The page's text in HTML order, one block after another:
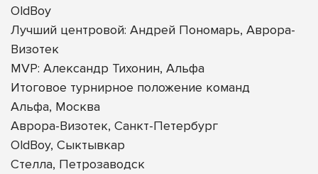
OldBoy
Лучший центровой: Андрей Пономарь, Аврора-
Визотек
MVP: Александр Тихонин, Альфа
Итоговое турнирное положение команд
Альфа, Москва
Аврора-Визотек, Санкт-Петербург
OldBoy, Сыктывкар
Стелла, Петрозаводск